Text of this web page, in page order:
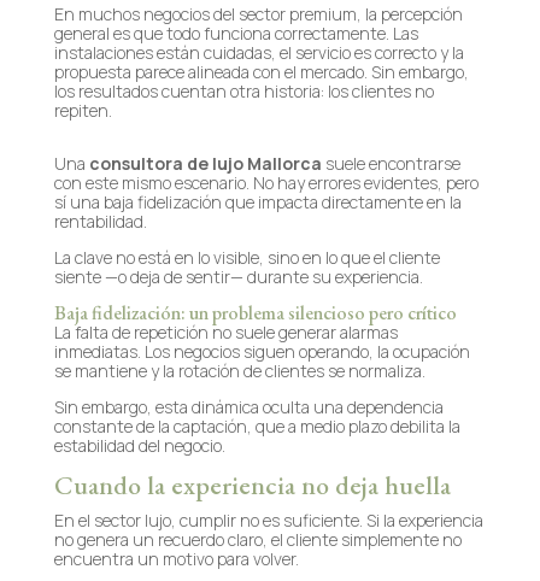
En muchos negocios del sector premium, la percepción
general es que todo funciona correctamente. Las
instalaciones están cuidadas, el servicio es correcto y la
propuesta parece alineada con el mercado. Sin embargo,
los resultados cuentan otra historia: los clientes no
repiten.
Una consultora de lujo Mallorca suele encontrarse
con este mismo escenario. No hay errores evidentes, pero
sí una baja fidelización que impacta directamente en la
rentabilidad.
La clave no está en lo visible, sino en lo que el cliente
siente —o deja de sentir— durante su experiencia.
Baja fidelización: un problema silencioso pero crítico
La falta de repetición no suele generar alarmas
inmediatas. Los negocios siguen operando, la ocupación
se mantiene y la rotación de clientes se normaliza.
Sin embargo, esta dinámica oculta una dependencia
constante de la captación, que a medio plazo debilita la
estabilidad del negocio.
Cuando la experiencia no deja huella
En el sector lujo, cumplir no es suficiente. Si la experiencia
no genera un recuerdo claro, el cliente simplemente no
encuentra un motivo para volver.